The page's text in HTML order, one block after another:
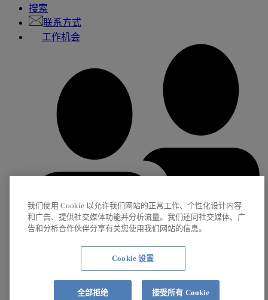
搜索
联系方式
工作机会
我们使用 Cookie 以允许我们网站的正常工作、个性化设计内容
和广告、提供社交媒体功能并分析流量。我们还同社交媒体、广
告和分析合作伙伴分享有关您使用我们网站的信息。
Cookie 设置
全部拒绝 接受所有 Cookie